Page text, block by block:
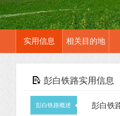
实用信息 相关目的地
彭白铁路实用信息
彭白铁路概述 彭白铁